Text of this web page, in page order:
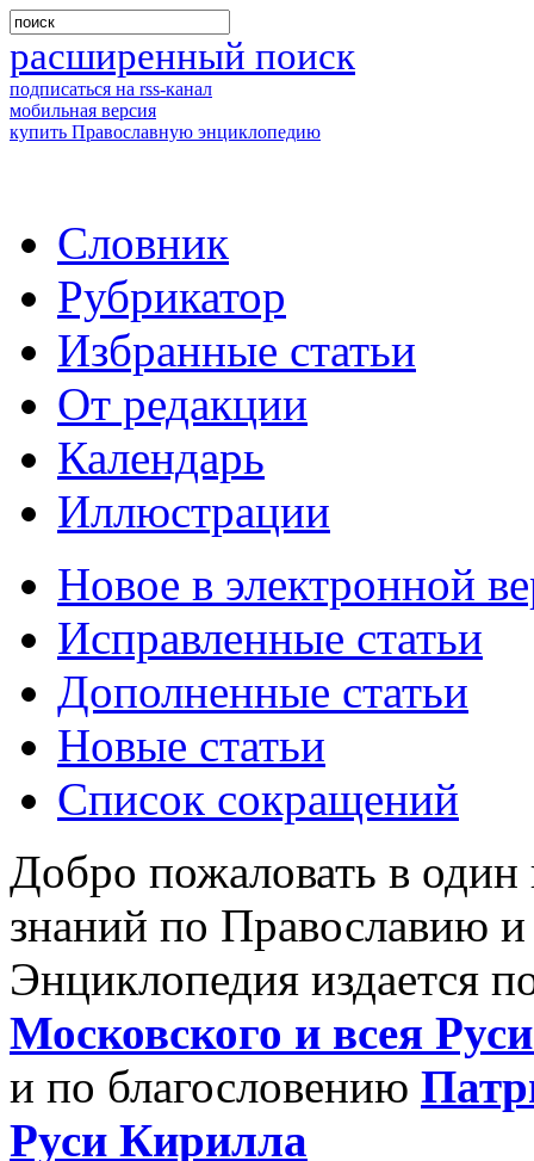
расширенный поиск
подписаться на rss-канал
мобильная версия
купить Православную энциклопедию
Словник
Рубрикатор
Избранные статьи
От редакции
Календарь
Иллюстрации
Новое в электронной
Исправленные статьи
Дополненные статьи
Новые статьи
Список сокращений
Добро пожаловать в
знаний по Православию
Энциклопедия издается
Московского и всея
и по благословению
Руси Кирилла